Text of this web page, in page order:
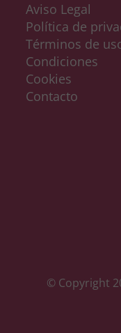
Aviso Legal
Política de
Términos de
Condiciones
Cookies
Contacto
© Copyright